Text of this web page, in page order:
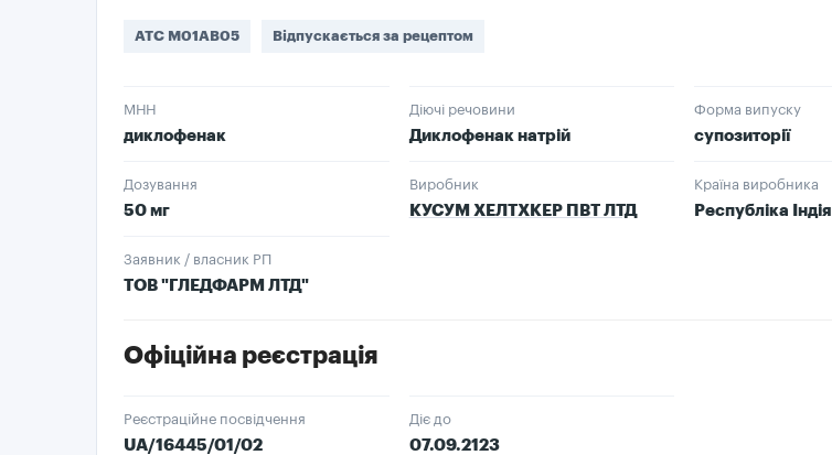
ATC M01AB05 Відпускається за рецептом
МНН
диклофенак
Діючі речовини
Диклофенак натрій
Форма випуску
супозиторії
Дозування
50 мг
Виробник
КУСУМ ХЕЛТХКЕР ПВТ ЛТД
Країна виробника
Республіка Індія
Заявник / власник РП
ТОВ "ГЛЕДФАРМ ЛТД"
Офіційна реєстрація
Реєстраційне посвідчення
UA/16445/01/02
Діє до
07.09.2123